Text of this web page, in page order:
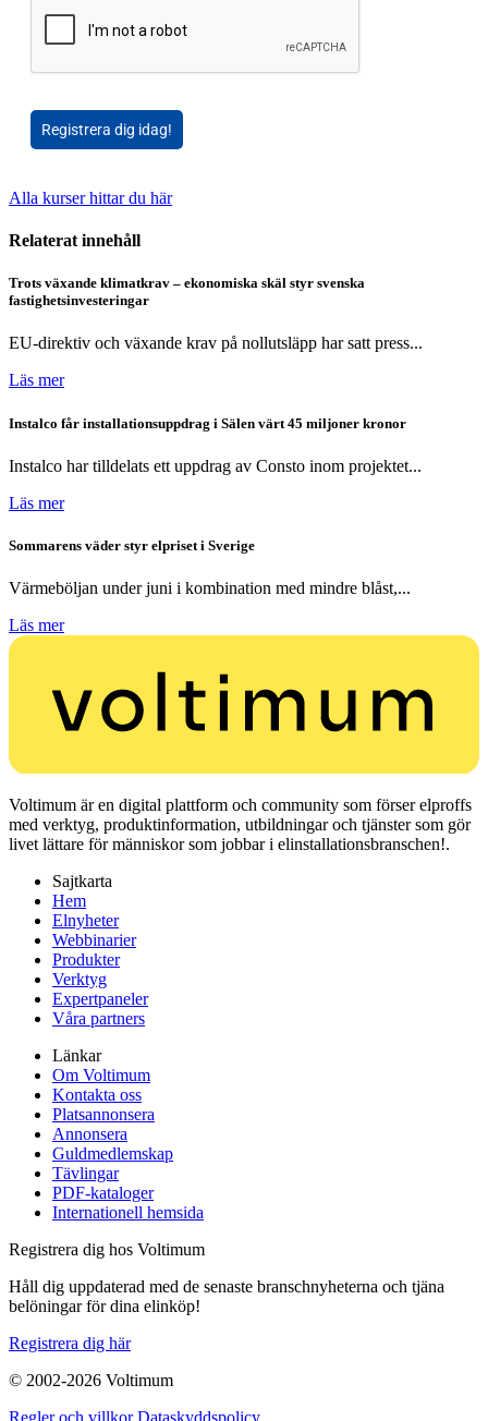
Registrera dig idag!
Alla kurser hittar du här
Relaterat innehåll
Trots växande klimatkrav – ekonomiska skäl styr svenska
fastighetsinvesteringar
EU-direktiv och växande krav på nollutsläpp har satt press...
Läs mer
Instalco får installationsuppdrag i Sälen värt 45 miljoner kronor
Instalco har tilldelats ett uppdrag av Consto inom projektet...
Läs mer
Sommarens väder styr elpriset i Sverige
Värmeböljan under juni i kombination med mindre blåst,...
Läs mer
Voltimum är en digital plattform och community som förser elproffs
med verktyg, produktinformation, utbildningar och tjänster som gör
livet lättare för människor som jobbar i elinstallationsbranschen!.
Sajtkarta
Hem
Elnyheter
Webbinarier
Produkter
Verktyg
Expertpaneler
Våra partners
Länkar
Om Voltimum
Kontakta oss
Platsannonsera
Annonsera
Guldmedlemskap
Tävlingar
PDF-kataloger
Internationell hemsida
Registrera dig hos Voltimum
Håll dig uppdaterad med de senaste branschnyheterna och tjäna
belöningar för dina elinköp!
Registrera dig här
© 2002-2026 Voltimum
Regler och villkorDataskyddspolicy